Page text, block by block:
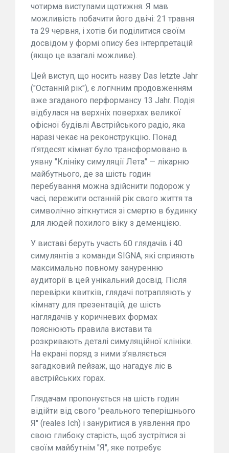
чотирма виступами щотижня. Я мав
можливість побачити його двічі: 21 травня
та 29 червня, і хотів би поділитися своїм
досвідом у формі опису без інтерпретацій
(якщо це взагалі можливе).
Цей виступ, що носить назву Das letzte Jahr
("Останній рік"), є логічним продовженням
вже згаданого перформансу 13 Jahr. Подія
відбулася на верхніх поверхах великої
офісної будівлі Австрійського радіо, яка
наразі чекає на реконструкцію. Понад
п’ятдесят кімнат було трансформовано в
уявну "Клініку симуляції Лета" — лікарню
майбутнього, де за шість годин
перебування можна здійснити подорож у
часі, пережити останній рік свого життя та
символічно зіткнутися зі смертю в будинку
для людей похилого віку з деменцією.
У виставі беруть участь 60 глядачів і 40
симулянтів з команди SIGNA, які сприяють
максимально повному зануренню
аудиторії в цей унікальний досвід. Після
перевірки квитків, глядачі потрапляють у
кімнату для презентацій, де шість
наглядачів у коричневих формах
пояснюють правила вистави та
розкривають деталі симуляційної клініки.
На екрані поряд з ними з’являється
загадковий пейзаж, що нагадує ліс в
австрійських горах.
Глядачам пропонується на шість годин
відійти від свого "реального теперішнього
Я" (reales Ich) і зануритися в уявлення про
свою глибоку старість, щоб зустрітися зі
своїм майбутнім "Я", яке потребує